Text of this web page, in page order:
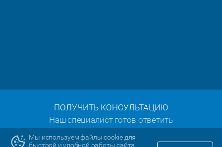
ПОЛУЧИТЬ КОНСУЛЬТАЦИЮ
Наш специалист готов ответить
на все ваши вопросы:
Мы используем файлы cookie для
быстрой и удобной работы сайта.